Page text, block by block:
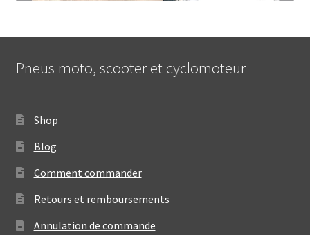
Pneus moto, scooter et cyclomoteur
Shop
Blog
Comment commander
Retours et remboursements
Annulation de commande